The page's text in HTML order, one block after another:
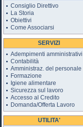
Consiglio Direttivo
La Storia
Obiettivi
Come Associarsi
SERVIZI
Adempimenti amministrativi
Contabilità
Amministraz. del personale
Formazione
Igiene alimentare
Sicurezza sul lavoro
Accesso al Credito
Domanda/Offerta Lavoro
UTILITA'